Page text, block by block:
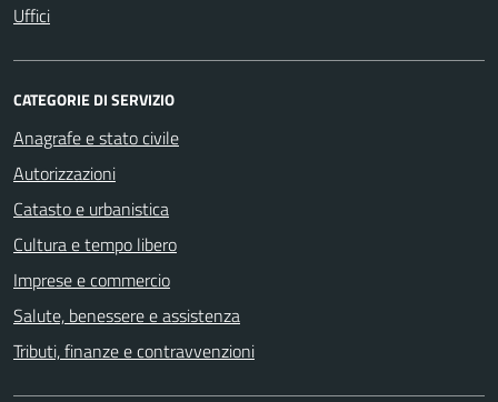
Uffici
CATEGORIE DI SERVIZIO
Anagrafe e stato civile
Autorizzazioni
Catasto e urbanistica
Cultura e tempo libero
Imprese e commercio
Salute, benessere e assistenza
Tributi, finanze e contravvenzioni